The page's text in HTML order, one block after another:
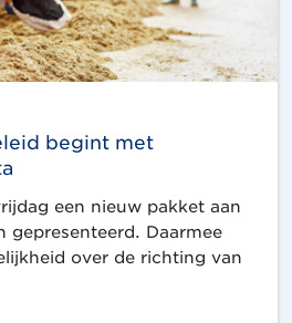
begint met
een nieuw pakket aan
gepresenteerd. Daarmee
over de richting van